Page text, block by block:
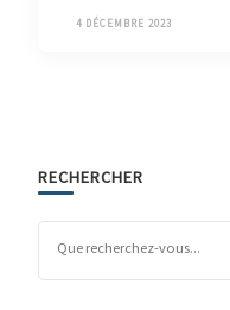
4 DÉCEMBRE 2023
RECHERCHER